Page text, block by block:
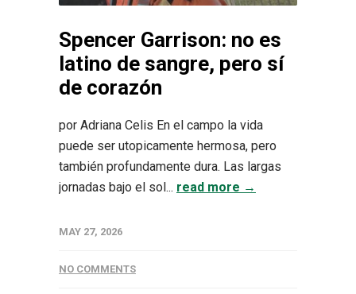
Spencer Garrison: no es
latino de sangre, pero sí
de corazón
por Adriana Celis En el campo la vida
puede ser utopicamente hermosa, pero
también profundamente dura. Las largas
jornadas bajo el sol... read more →
MAY 27, 2026
NO COMMENTS